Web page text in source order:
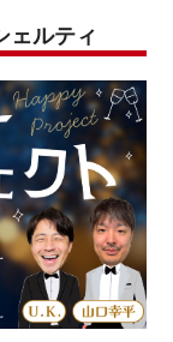
ェルティ